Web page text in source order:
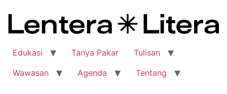
Edukasi Tanya Pakar
Tulisan
Wawasan
Agenda Tentang